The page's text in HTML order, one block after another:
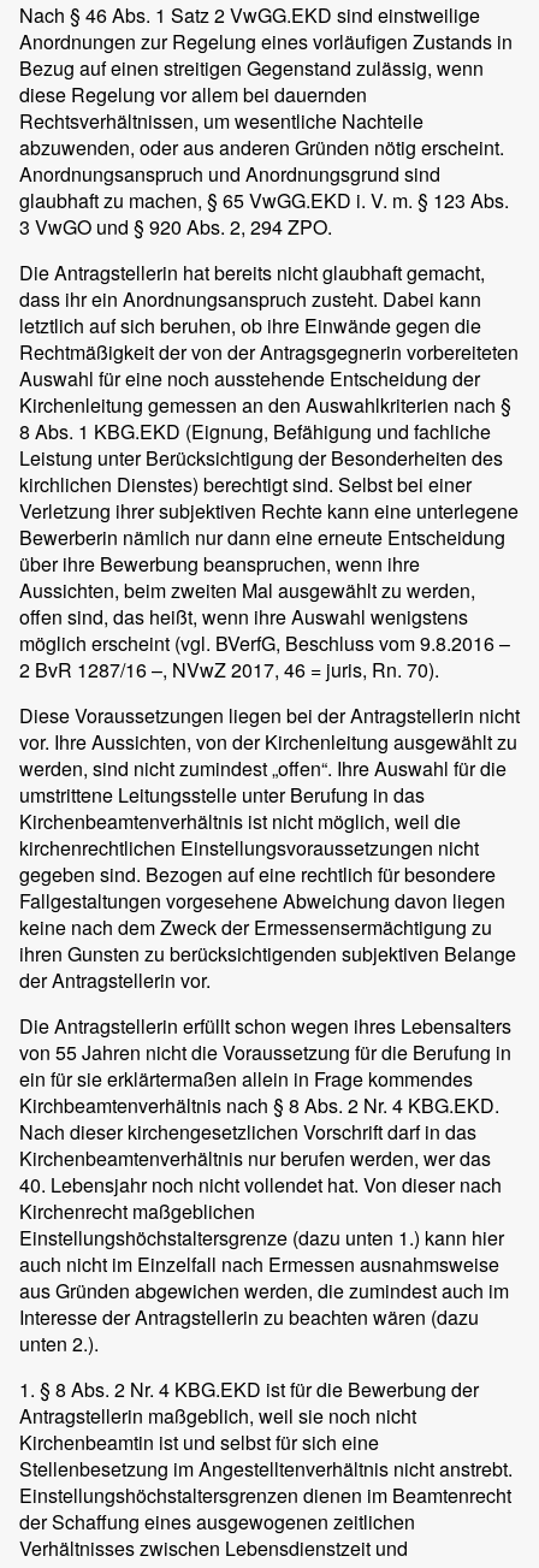
Nach § 46 Abs. 1 Satz 2 VwGG.EKD sind einstweilige
Anordnungen zur Regelung eines vorläufigen Zustands in
Bezug auf einen streitigen Gegenstand zulässig, wenn
diese Regelung vor allem bei dauernden
Rechtsverhältnissen, um wesentliche Nachteile
abzuwenden, oder aus anderen Gründen nötig erscheint.
Anordnungsanspruch und Anordnungsgrund sind
glaubhaft zu machen, § 65 VwGG.EKD i. V. m. § 123 Abs.
3 VwGO und § 920 Abs. 2, 294 ZPO.
Die Antragstellerin hat bereits nicht glaubhaft gemacht,
dass ihr ein Anordnungsanspruch zusteht. Dabei kann
letztlich auf sich beruhen, ob ihre Einwände gegen die
Rechtmäßigkeit der von der Antragsgegnerin vorbereiteten
Auswahl für eine noch ausstehende Entscheidung der
Kirchenleitung gemessen an den Auswahlkriterien nach §
8 Abs. 1 KBG.EKD (Eignung, Befähigung und fachliche
Leistung unter Berücksichtigung der Besonderheiten des
kirchlichen Dienstes) berechtigt sind. Selbst bei einer
Verletzung ihrer subjektiven Rechte kann eine unterlegene
Bewerberin nämlich nur dann eine erneute Entscheidung
über ihre Bewerbung beanspruchen, wenn ihre
Aussichten, beim zweiten Mal ausgewählt zu werden,
offen sind, das heißt, wenn ihre Auswahl wenigstens
möglich erscheint (vgl. BVerfG, Beschluss vom 9.8.2016 –
2 BvR 1287/16 –, NVwZ 2017, 46 = juris, Rn. 70).
Diese Voraussetzungen liegen bei der Antragstellerin nicht
vor. Ihre Aussichten, von der Kirchenleitung ausgewählt zu
werden, sind nicht zumindest „offen“. Ihre Auswahl für die
umstrittene Leitungsstelle unter Berufung in das
Kirchenbeamtenverhältnis ist nicht möglich, weil die
kirchenrechtlichen Einstellungsvoraussetzungen nicht
gegeben sind. Bezogen auf eine rechtlich für besondere
Fallgestaltungen vorgesehene Abweichung davon liegen
keine nach dem Zweck der Ermessensermächtigung zu
ihren Gunsten zu berücksichtigenden subjektiven Belange
der Antragstellerin vor.
Die Antragstellerin erfüllt schon wegen ihres Lebensalters
von 55 Jahren nicht die Voraussetzung für die Berufung in
ein für sie erklärtermaßen allein in Frage kommendes
Kirchbeamtenverhältnis nach § 8 Abs. 2 Nr. 4 KBG.EKD.
Nach dieser kirchengesetzlichen Vorschrift darf in das
Kirchenbeamtenverhältnis nur berufen werden, wer das
40. Lebensjahr noch nicht vollendet hat. Von dieser nach
Kirchenrecht maßgeblichen
Einstellungshöchstaltersgrenze (dazu unten 1.) kann hier
auch nicht im Einzelfall nach Ermessen ausnahmsweise
aus Gründen abgewichen werden, die zumindest auch im
Interesse der Antragstellerin zu beachten wären (dazu
unten 2.).
1. § 8 Abs. 2 Nr. 4 KBG.EKD ist für die Bewerbung der
Antragstellerin maßgeblich, weil sie noch nicht
Kirchenbeamtin ist und selbst für sich eine
Stellenbesetzung im Angestelltenverhältnis nicht anstrebt.
Einstellungshöchstaltersgrenzen dienen im Beamtenrecht
der Schaffung eines ausgewogenen zeitlichen
Verhältnisses zwischen Lebensdienstzeit und